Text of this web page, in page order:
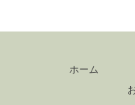
ホーム